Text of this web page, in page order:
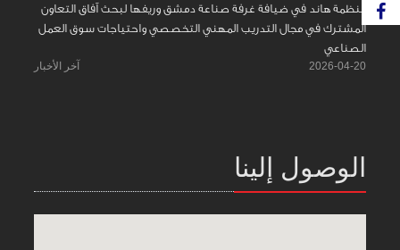
منظمة هاند في ضيافة غرفة صناعة دمشق وريفها لبحث آفاق التعاون
المشترك في مجال التدريب المهني التخصصي واحتياجات سوق العمل
الصناعي
2026-04-20 آخر الأخبار
الوصول إلينا